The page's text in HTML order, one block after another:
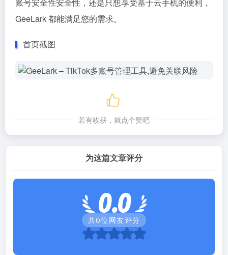
账号安全性安全性，还是只想享受基于云手机的便利，
GeeLark 都能满足您的需求。
首页截图
若有收获，就点个赞吧
为这篇文章评分
0.0
共0位网友评分